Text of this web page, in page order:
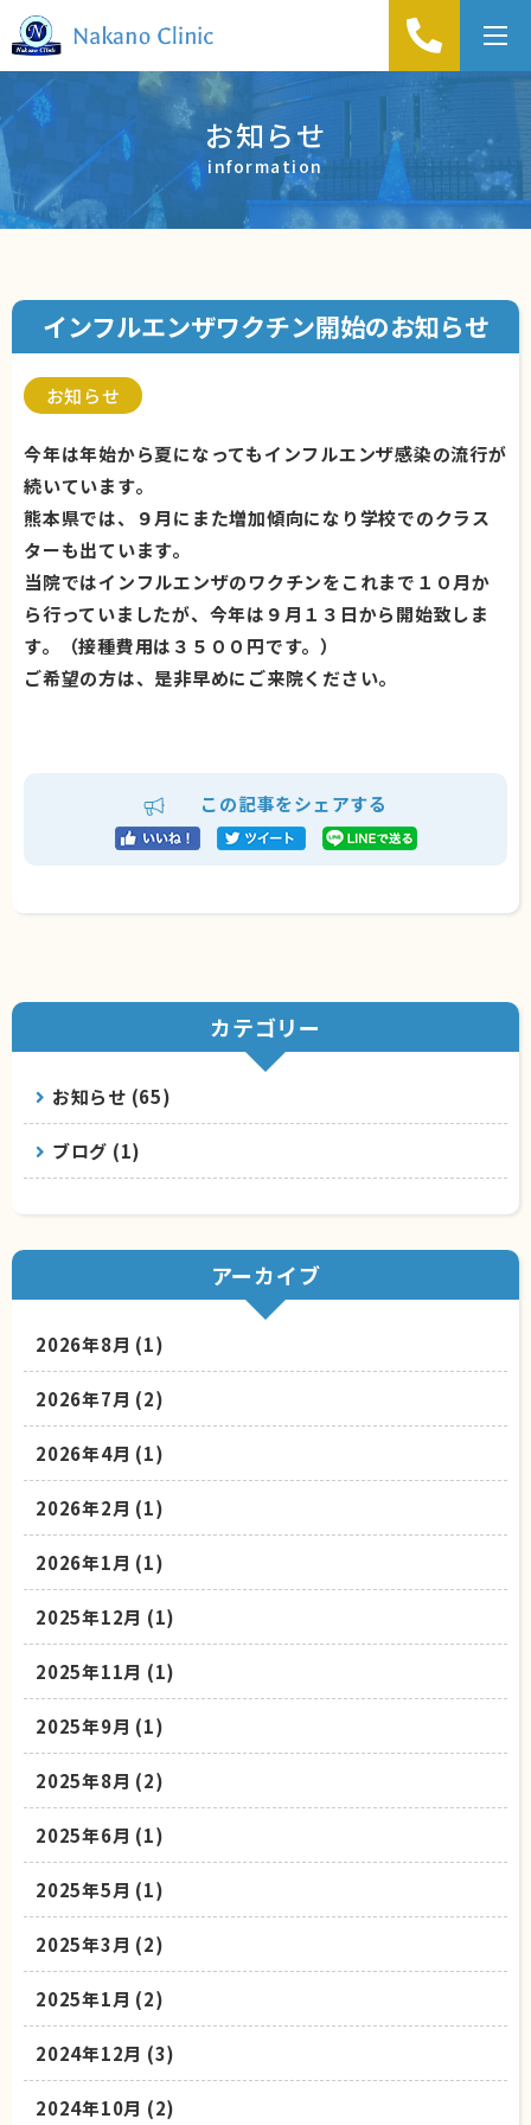
t
o
l
e
n
v
g
i
お知らせ
information
インフルエンザワクチン開始のお知らせ
お知らせ
今年は年始から夏になってもインフルエンザ感染の流行が
続いています。
熊本県では、９月にまた増加傾向になり学校でのクラス
ターも出ています。
当院ではインフルエンザのワクチンをこれまで１０月か
ら行っていましたが、今年は９月１３日から開始致しま
す。（接種費用は３５００円です。）
ご希望の方は、是非早めにご来院ください。
この記事をシェアする
カテゴリー
お知らせ (65)
ブログ (1)
アーカイブ
2026年8月 (1)
2026年7月 (2)
2026年4月 (1)
2026年2月 (1)
2026年1月 (1)
2025年12月 (1)
2025年11月 (1)
2025年9月 (1)
2025年8月 (2)
2025年6月 (1)
2025年5月 (1)
2025年3月 (2)
2025年1月 (2)
2024年12月 (3)
2024年10月 (2)